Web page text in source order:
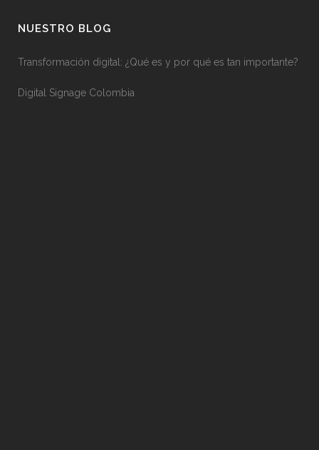
NUESTRO BLOG
Transformación digital: ¿Qué es y por qué es tan importante?
Digital Signage Colombia